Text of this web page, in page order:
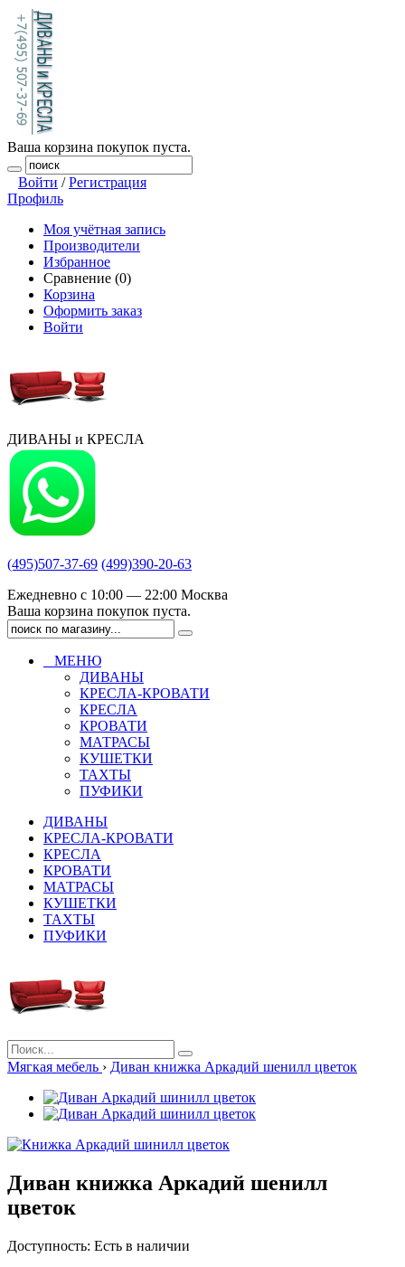
Ваша корзина покупок пуста.
Войти /Регистрация
Профиль
Моя учётная запись
Производители
Избранное
Сравнение (0)
Корзина
Оформить заказ
Войти
ДИВАНЫ и КРЕСЛА
(495)507-37-69 (499)390-20-63
Ежедневно с 10:00 — 22:00 Москва
Ваша корзина покупок пуста.
МЕНЮ
ДИВАНЫ
КРЕСЛА-КРОВАТИ
КРЕСЛА
КРОВАТИ
МАТРАСЫ
КУШЕТКИ
ТАХТЫ
ПУФИКИ
ДИВАНЫ
КРЕСЛА-КРОВАТИ
КРЕСЛА
КРОВАТИ
МАТРАСЫ
КУШЕТКИ
ТАХТЫ
ПУФИКИ
Мягкая мебель › Диван книжка Аркадий шенилл цветок
Диван книжка Аркадий шенилл
цветок
Доступность: Есть в наличии